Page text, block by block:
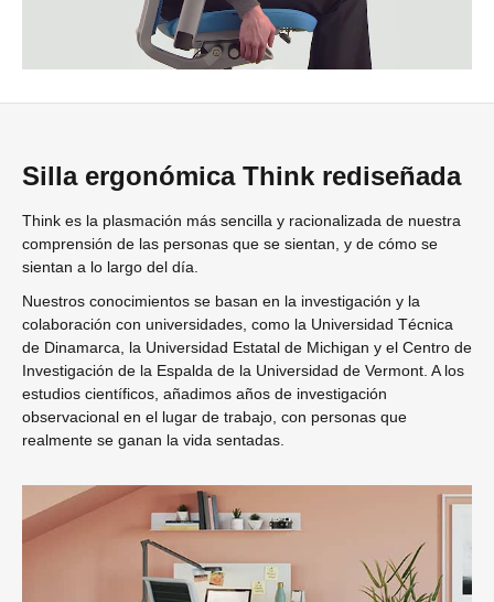
Silla ergonómica Think rediseñada
Think es la plasmación más sencilla y racionalizada de nuestra
comprensión de las personas que se sientan, y de cómo se
sientan a lo largo del día.
Nuestros conocimientos se basan en la investigación y la
colaboración con universidades, como la Universidad Técnica
de Dinamarca, la Universidad Estatal de Michigan y el Centro de
Investigación de la Espalda de la Universidad de Vermont. A los
estudios científicos, añadimos años de investigación
observacional en el lugar de trabajo, con personas que
realmente se ganan la vida sentadas.